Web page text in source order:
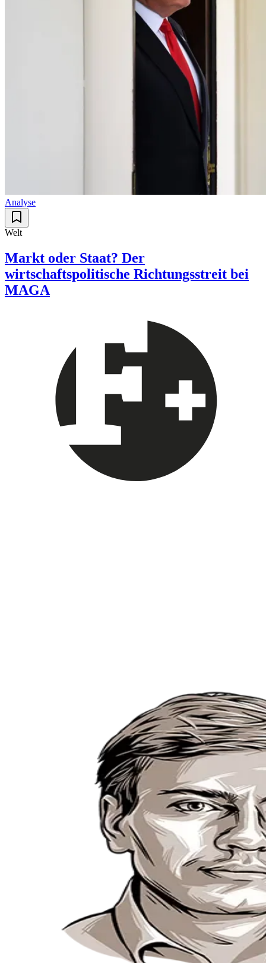
Analyse
Welt
Markt oder Staat? Der
wirtschaftspolitische Richtungsstreit bei
MAGA